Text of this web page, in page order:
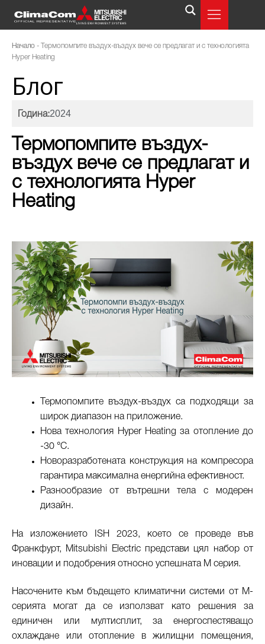
Начало -
Термопомпите въздух-въздух вече се предлагат и с технологията
Hyper Heating
Блог
Година:2024
Термопомпите въздух-
въздух вече се предлагат и
с технологията Hyper
Heating
Термопомпите въздух-въздух са подходящи за
широк диапазон на приложение.
Нова технология Hyper Heating за отопление до
-30 °C.
Новоразработената конструкция на компресора
гарантира максимална енергийна ефективност.
Разнообразие от вътрешни тела с модерен
дизайн.
На изложението ISH 2023, което се проведе във
Франкфурт, Mitsubishi Electric представи цял набор от
иновации и подобрения относно успешната M серия.
Насочените към бъдещето климатични системи от М-
серията могат да се използват като решения за
единичен или мултисплит, за енергоспестяващо
охлаждане или отопление в жилищни помещения,